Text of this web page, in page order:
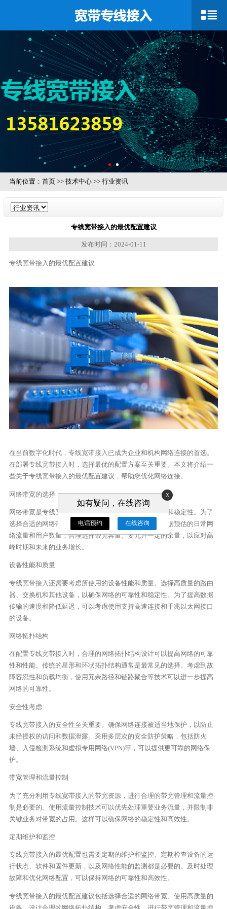
当前位置： 首页>> 技术中心>> 行业资讯
专线宽带接入的最优配置建议
发布时间：2024-01-11
专线宽带接入 的最优配置建议
在当前数字化时代，专线宽带接入 已成为企业和机构网络连接的首选。
在部署专线宽带接入 时，选择最优的配置方案至关重要。本文将介绍一
些关于专线宽带接入 的最优配置建议，帮助您优化网络连接。
网络带宽的选择
网络带宽是专线宽带接入
的核心指标，可决定连接速度和稳定性。为了
选择合适的网络带宽，需要充分理解您的网络需求。根据预估的日常网
络流量和用户数量，合理选择带宽容量。要允许一定的余量，以应对高
峰时期和未来的业务增长。
设备性能和质量
专线宽带接入 还需要考虑所使用的设备性能和质量。选择高质量的路由
器、交换机和其他设备，以确保网络的可靠性和稳定性。为了提高数据
传输的速度和降低延迟，可以考虑使用支持高速连接和千兆以太网接口
的设备。
网络拓扑结构
在配置专线宽带接入时，合理的网络拓扑结构设计可以提高网络的可靠
性和性能。传统的星形和环状拓扑结构通常是最常见的选择。考虑到故
障容忍性和负载均衡，使用冗余路径和链路聚合等技术可以进一步提高
网络的可靠性。
安全性考虑
专线宽带接入的安全性至关重要。确保网络连接被适当地保护，以防止
未经授权的访问和数据泄露。采用多层次的安全防护策略，包括防火
墙、入侵检测系统和虚拟专用网络(VPN)等，可以提供更可靠的网络保
护。
带宽管理和流量控制
为了充分利用专线宽带接入的带宽资源，进行合理的带宽管理和流量控
制是必要的。使用流量控制技术可以优先处理重要业务流量，并限制非
关键业务对带宽的占用。这样可以确保网络的稳定性和高效性。
定期维护和监控
专线宽带接入的最优配置也需要定期的维护和监控。定期检查设备的运
行状态、软件和固件更新，以及网络性能的监测都是必要的。及时处理
故障和优化网络配置，可以保持网络的可靠性和高效性。
专线宽带接入的最优配置建议包括选择合适的网络带宽、使用高质量的
x
如有疑问，在线咨询
电话预约 在线咨询